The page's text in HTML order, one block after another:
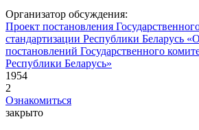
Организатор обсуждения:
Проект постановления
стандартизации Республики Беларусь
постановлений Государственного
Республики Беларусь»
1954
2
Ознакомиться
закрыто